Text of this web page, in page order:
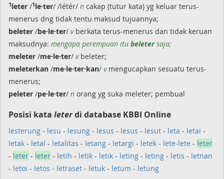
1leter /1le·ter/ /létér/ n cakap (tutur kata) yg keluar terus-
menerus dng tidak tentu maksud tujuannya;
beleter /be·le·ter/ vberkata terus-menerus dan tidak keruan
maksudnya: mengapa perempuan itu beletersaja;
meleter /me·le·ter/ vbeleter;
meleterkan /me·le·ter·kan/ vmengucapkan sesuatu terus-
menerus;
peleter /pe·le·ter/ n orang yg suka meleter; pembual
Posisi kata leterdi database KBBI Online
lesterung - lesu - lesung - lesus - lesus - lesut - leta - letai -
letak - letal - letalitas - letang - letargi - letek - lete-lete - leter
- leter - leter - letih - letik - letik - leting - leting - letis - letnan
- letoi - letos - letraset - letuk - letum - letung